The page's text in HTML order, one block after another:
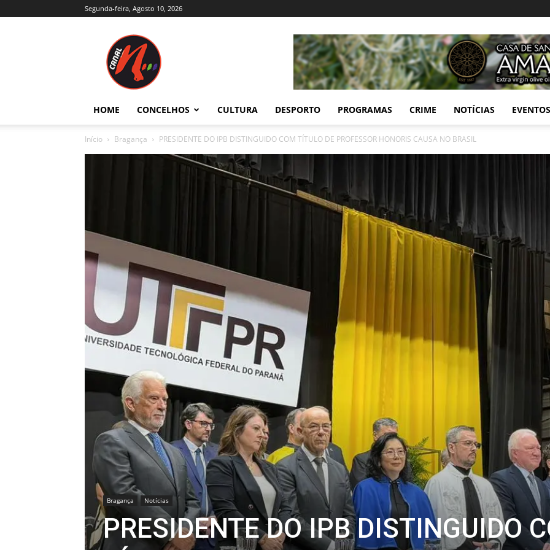
Segunda-feira, Agosto 10, 2026
Trás-
e
Alto
Douro
HOME CONCELHOS CULTURA DESPORTO PROGRAMAS CRIME NOTÍCIAS EVENTOS
Início Bragança PRESIDENTE DO IPB DISTINGUIDO COM TÍTULO DE PROFESSOR HONORIS CAUSA NO BRASIL
Bragança Notícias
PRESIDENTE DO IPB DISTINGUIDO